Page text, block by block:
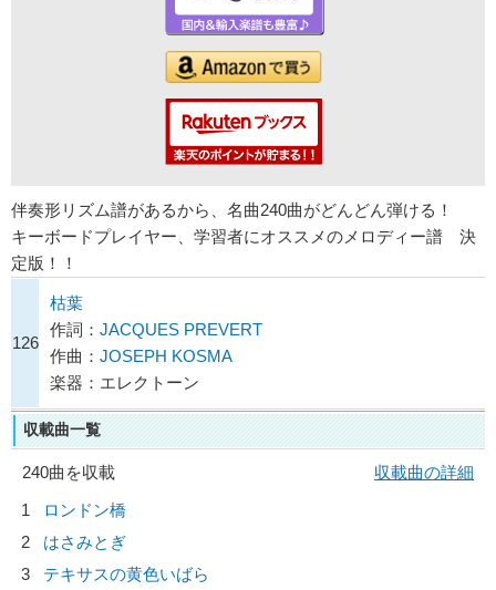
伴奏形リズム譜があるから、名曲240曲がどんどん弾ける！
キーボードプレイヤー、学習者にオススメのメロディー譜 決
定版！！
126
枯葉
作詞： JACQUES PREVERT
作曲： JOSEPH KOSMA
楽器：エレクトーン
収載曲一覧
240曲を収載
収載曲の詳細
1
ロンドン橋
2
はさみとぎ
3
テキサスの黄色いばら